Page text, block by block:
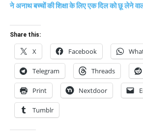
ने अनाथ बच्चों की शिक्षा के लिए एक दिल को छू लेने
Share this:
X Facebook
Telegram Threads
Print Nextdoor
Tumblr